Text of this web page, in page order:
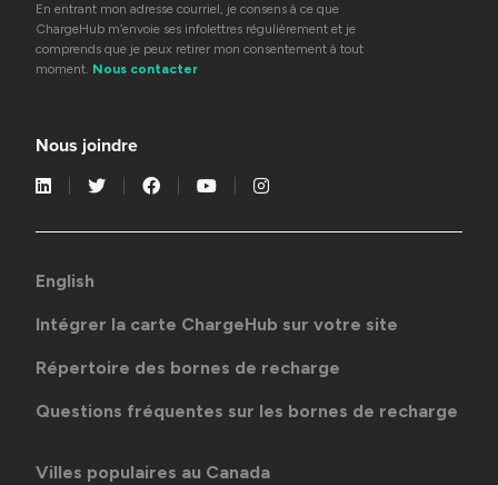
En entrant mon adresse courriel, je consens à ce que
ChargeHub m’envoie ses infolettres régulièrement et je
comprends que je peux retirer mon consentement à tout
moment. Nous contacter
Nous joindre
English
Intégrer la carte ChargeHub sur votre site
Répertoire des bornes de recharge
Questions fréquentes sur les bornes de recharge
Villes populaires au Canada